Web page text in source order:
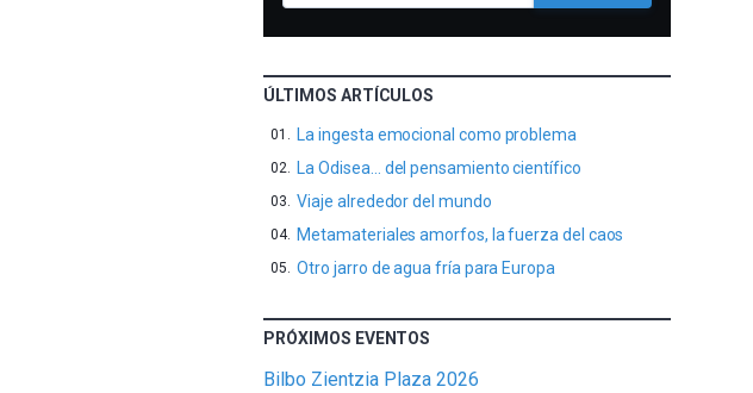
ÚLTIMOS ARTÍCULOS
La ingesta emocional como problema
La Odisea… del pensamiento científico
Viaje alrededor del mundo
Metamateriales amorfos, la fuerza del caos
Otro jarro de agua fría para Europa
PRÓXIMOS EVENTOS
Bilbo Zientzia Plaza 2026